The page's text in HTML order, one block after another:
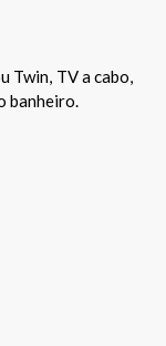
Twin, TV a cabo,
banheiro.